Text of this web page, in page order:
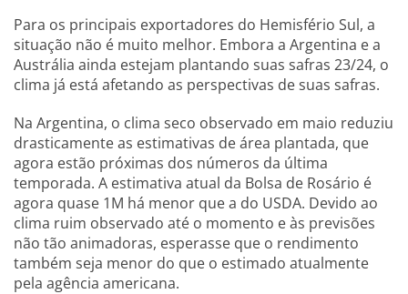
Para os principais exportadores do Hemisfério Sul, a
situação não é muito melhor. Embora a Argentina e a
Austrália ainda estejam plantando suas safras 23/24, o
clima já está afetando as perspectivas de suas safras.
Na Argentina, o clima seco observado em maio reduziu
drasticamente as estimativas de área plantada, que
agora estão próximas dos números da última
temporada. A estimativa atual da Bolsa de Rosário é
agora quase 1M há menor que a do USDA. Devido ao
clima ruim observado até o momento e às previsões
não tão animadoras, esperasse que o rendimento
também seja menor do que o estimado atualmente
pela agência americana.